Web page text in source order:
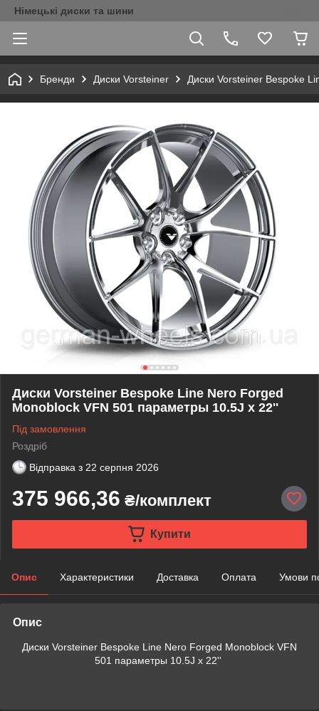
Німецькі диски та шини
Бренди Диски Vorsteiner Диски Vorsteiner Bespoke
Диски Vorsteiner Bespoke Line Nero Forged
Monoblock VFN 501 параметры 10.5J x 22''
Під замовлення
Роздріб
Відправка з 22 серпня 2026
375 966,36 ₴/комплект
Купити
Опис Характеристики Доставка Оплата Умови
Опис
Диски Vorsteiner Bespoke Line Nero Forged Monoblock VFN
501 параметры 10.5J x 22''